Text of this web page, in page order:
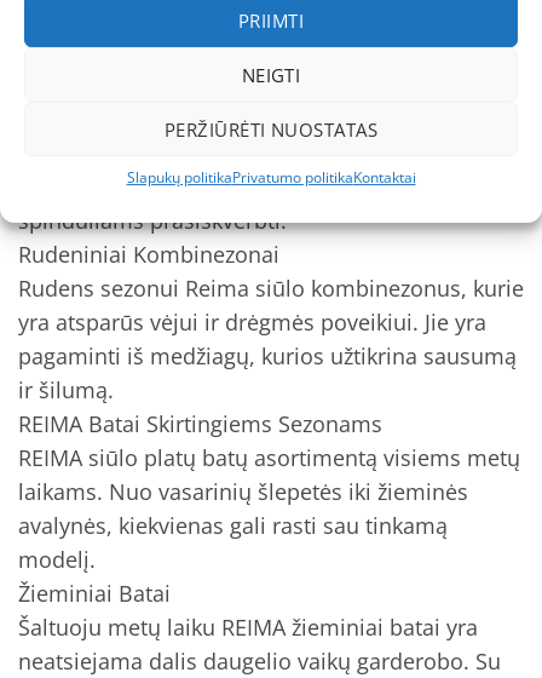
PRIIMTI
NEIGTI
PERŽIŪRĖTI NUOSTATAS
Slapukų politikaPrivatumo politikaKontaktai
orams. Jie yra pagaminti iš medžiagų, kurios
leidžia odai kvėpuoti ir užtikrina sausumą.
Vasariniai Kombinezonai
Reima vasariniai kombinezonai yra lengvi,
yra pagaminti iš medžiagų, kurios neleidžia UV
spinduliams prasiskverbti.
Rudeniniai Kombinezonai
Rudens sezonui Reima siūlo kombinezonus, kurie
yra atsparūs vėjui ir drėgmės poveikiui. Jie yra
pagaminti iš medžiagų, kurios užtikrina sausumą
ir šilumą.
REIMA Batai Skirtingiems Sezonams
REIMA siūlo platų batų asortimentą visiems metų
laikams. Nuo vasarinių šlepetės iki žieminės
avalynės, kiekvienas gali rasti sau tinkamą
modelį.
Žieminiai Batai
Šaltuoju metų laiku REIMA žieminiai batai yra
neatsiejama dalis daugelio vaikų garderobo. Su